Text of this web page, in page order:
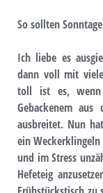
So sollten
Ich liebe es
dann voll mit
toll ist es,
Gebackenem
ausbreitet. Nun
ein
und im Stress
Hefeteig